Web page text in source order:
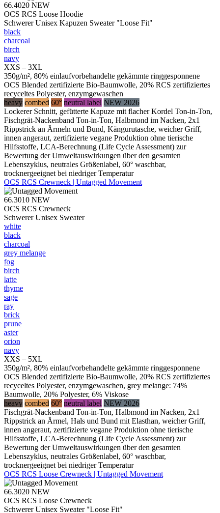
66.4020 NEW
OCS RCS Loose Hoodie
Schwerer Unisex Kapuzen Sweater "Loose Fit"
black
charcoal
birch
navy
XXS – 3XL
350g/m², 80% einlaufvorbehandelte gekämmte ringgesponnene
OCS Blended zertifizierte Bio-Baumwolle, 20% RCS zertifiziertes
recyceltes Polyester, enzymgewaschen
heavy combed 60° neutral label NEW 2026
Lockerer Schnitt, gefütterte Kapuze mit flacher Kordel Ton-in-Ton,
Fischgrät-Nackenband Ton-in-Ton, Halbmond im Nacken, 2x1
Rippstrick an Ärmeln und Bund, Kängurutasche, weicher Griff,
innen angeraut, zertifizierte vegane Produktion ohne tierische
Hilfsstoffe, LCA-Berechnung (Life Cycle Assessment) zur
Bewertung der Umweltauswirkungen über den gesamten
Lebenszyklus, neutrales Größenlabel, 60° waschbar,
trocknergeeignet bei niedriger Temperatur
OCS RCS Crewneck | Untagged Movement
66.3010 NEW
OCS RCS Crewneck
Schwerer Unisex Sweater
white
black
charcoal
grey melange
fog
birch
latte
thyme
sage
ray
brick
prune
aster
orion
navy
XXS – 5XL
350g/m², 80% einlaufvorbehandelte gekämmte ringgesponnene
OCS Blended zertifizierte Bio-Baumwolle, 20% RCS zertifiziertes
recyceltes Polyester, enzymgewaschen, grey melange: 74%
Baumwolle, 20% Polyester, 6% Viskose
heavy combed 60° neutral label NEW 2026
Fischgrät-Nackenband Ton-in-Ton, Halbmond im Nacken, 2x1
Rippstrick an Ärmel, Hals und Bund mit Elasthan, weicher Griff,
innen angeraut, zertifizierte vegane Produktion ohne tierische
Hilfsstoffe, LCA-Berechnung (Life Cycle Assessment) zur
Bewertung der Umweltauswirkungen über den gesamten
Lebenszyklus, neutrales Größenlabel, 60° waschbar,
trocknergeeignet bei niedriger Temperatur
OCS RCS Loose Crewneck | Untagged Movement
66.3020 NEW
OCS RCS Loose Crewneck
Schwerer Unisex Sweater "Loose Fit"